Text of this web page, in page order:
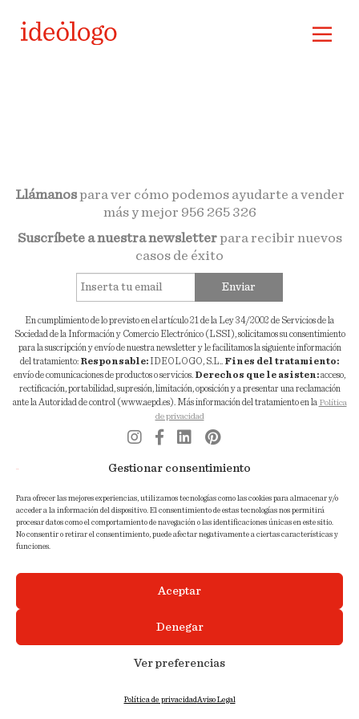
Gestionar consentimiento
Para ofrecer las mejores experiencias, utilizamos tecnologías como las cookies para almacenar y/o
acceder a la información del dispositivo. El consentimiento de estas tecnologías nos permitirá
procesar datos como el comportamiento de navegación o las identificaciones únicas en este sitio.
No consentir o retirar el consentimiento, puede afectar negativamente a ciertas características y
funciones.
Aceptar
Denegar
Ver preferencias
Política de privacidadAviso Legal
Llámanospara ver cómo podemos ayudarte a vender
más y mejor 956 265 326
Suscríbete a nuestra newsletterpara recibir nuevos
casos de éxito
Enviar
En cumplimiento de lo previsto en el artículo 21 de la Ley 34/2002 de Servicios de la
Sociedad de la Información y Comercio Electrónico (LSSI), solicitamos su consentimiento
para la suscripción y envío de nuestra newsletter y le facilitamos la siguiente información
del tratamiento: Responsable:IDEOLOGO, S.L.. Fines del tratamiento:
envío de comunicaciones de productos o servicios. Derechos que le asisten:acceso,
rectificación, portabilidad, supresión, limitación, oposición y a presentar una reclamación
ante la Autoridad de control (www.aepd.es). Más información del tratamiento en la Política
de privacidad
Política de cookies Política de privacidad